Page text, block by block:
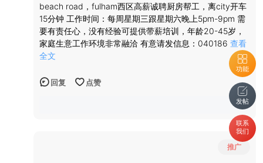
功能
发帖
联系
我们
beach road，fulham西区高薪诚聘厨房帮工，离city开车
15分钟 工作时间：每周星期三跟星期六晚上5pm-9pm 需
要有责任心，没有经验可提供带薪培训，年龄20-45岁，
家庭生意工作环境非常融洽 有意请发信息：040186查看
全文
回复 点赞
推广